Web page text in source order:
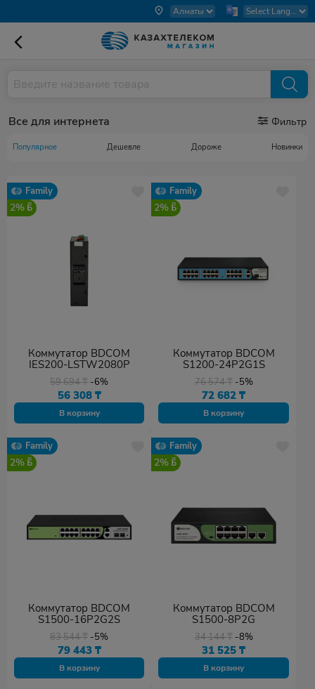
Все для интернета Фильтр
Популярное Дешевле Дороже Новинки
Family
2%
Коммутатор BDCOM
IES200-LSTW2080P
59 694₸ -6%
56 308 ₸
В корзину
Family
2%
Коммутатор BDCOM
S1200-24P2G1S
76 574₸ -5%
72 682₸
В корзину
Family
2%
Коммутатор BDCOM
S1500-16P2G2S
83 544₸ -5%
79 443 ₸
В корзину
Family
2%
Коммутатор BDCOM
S1500-8P2G
34 144₸ -8%
31 525₸
В корзину